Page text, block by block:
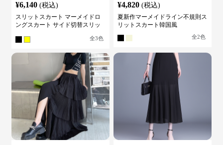
¥6,140 (税込)
スリットスカート マーメイドロ
ングスカート サイド切替スリッ
全3色
¥4,820 (税込)
夏新作マーメイドライン不規則ス
リットスカート韓国風
全2色